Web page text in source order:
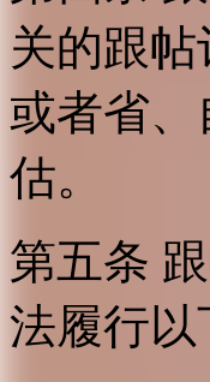
关的跟
或者省
估。
第五条
法履行以